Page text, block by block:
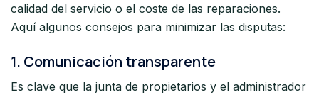
calidad del servicio o el coste de las reparaciones.
Aquí algunos consejos para minimizar las disputas:
1. Comunicación transparente
Es clave que la junta de propietarios y el administrador